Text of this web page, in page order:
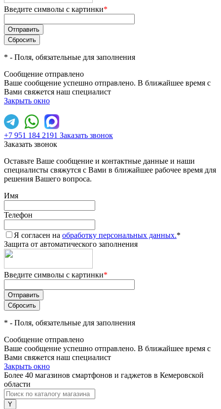
Введите символы с картинки*
* - Поля, обязательные для заполнения
Сообщение отправлено
Ваше сообщение успешно отправлено. В ближайшее время с
Вами свяжется наш специалист
Закрыть окно
+7 951 184 2191 Заказать звонок
Заказать звонок
Оставьте Ваше сообщение и контактные данные и наши
специалисты свяжутся с Вами в ближайшее рабочее время для
решения Вашего вопроса.
Имя
Телефон
Я согласен на обработку персональных данных.*
Защита от автоматического заполнения
Введите символы с картинки*
* - Поля, обязательные для заполнения
Сообщение отправлено
Ваше сообщение успешно отправлено. В ближайшее время с
Вами свяжется наш специалист
Закрыть окно
Более 40 магазинов смартфонов и гаджетов в Кемеровской
области